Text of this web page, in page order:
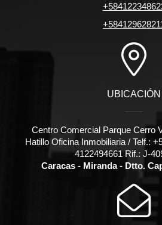
UBICACIÓN
Centro Comercial Parque Cerro
Hatillo Oficina Inmobiliaria / Telf.:
4122494661 Rif.: J-
Caracas - Miranda - Dtto.